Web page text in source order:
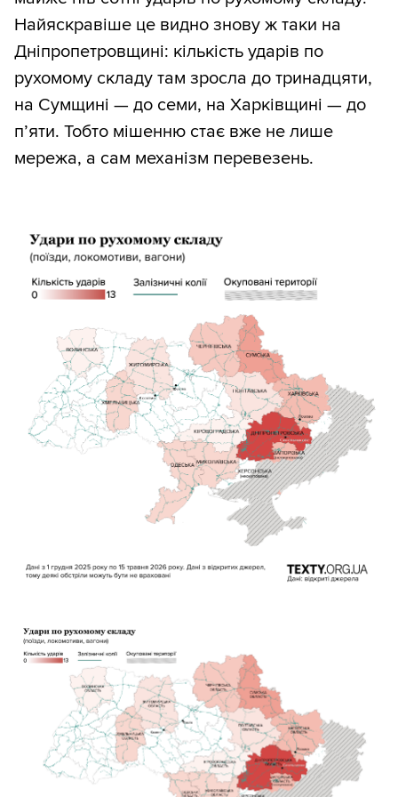
Найяскравіше це видно знову ж таки на
Дніпропетровщині: кількість ударів по
рухомому складу там зросла до тринадцяти,
на Сумщині — до семи, на Харківщині — до
п’яти. Тобто мішенню стає вже не лише
мережа, а сам механізм перевезень.